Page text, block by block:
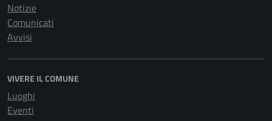
Notizie
Comunicati
Avvisi
VIVERE IL COMUNE
Luoghi
Eventi